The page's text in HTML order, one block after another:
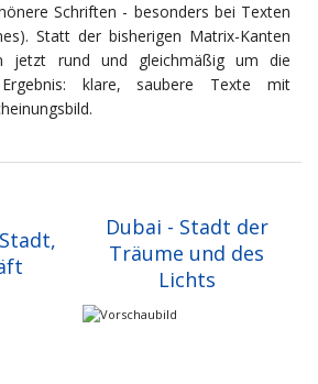
Schriften - besonders bei Texten
Statt der bisherigen Matrix-Kanten
jetzt rund und gleichmäßig um die
klare, saubere Texte mit
Dubai - Stadt der
Träume und des
Lichts